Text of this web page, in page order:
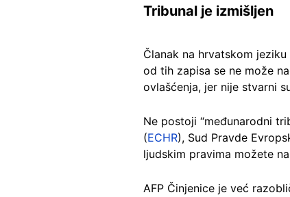
Tribunal je izmišljen
Članak na hrvatskom
od tih zapisa se ne može
ovlašćenja, jer nije stvarni
Ne postoji “međunarodni
(ECHR), Sud Pravde
ljudskim pravima možete
AFP Činjenice je već